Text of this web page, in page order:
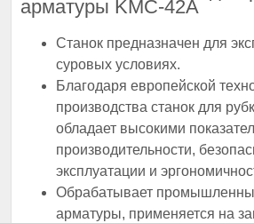
арматуры KMC-42A
Станок предназначен для
суровых условиях.
Благодаря европейской
производства станок для
обладает высокими
производительности,
эксплуатации и
Обрабатывает
арматуры, применяется на